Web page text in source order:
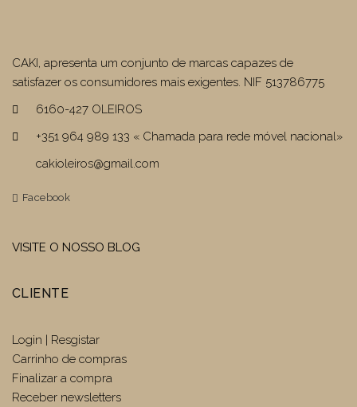
CAKI, apresenta um conjunto de marcas capazes de
satisfazer os consumidores mais exigentes. NIF 513786775
6160-427 OLEIROS
+351 964 989 133 « Chamada para rede móvel nacional»
cakioleiros@gmail.com
Facebook
VISITE O NOSSO BLOG
CLIENTE
Login | Resgistar
Carrinho de compras
Finalizar a compra
Receber newsletters